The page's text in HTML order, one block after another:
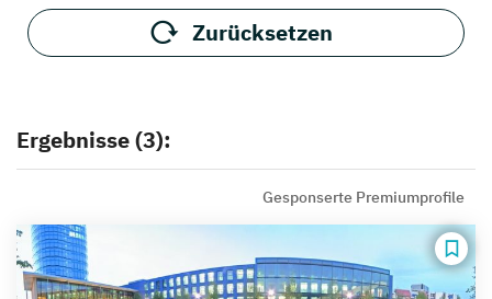
Zurücksetzen
Ergebnisse (3):
Gesponserte Premiumprofile